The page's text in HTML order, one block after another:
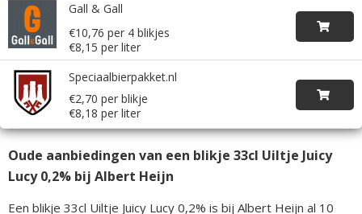
Gall & Gall
€10,76 per 4 blikjes
€8,15 per liter
Speciaalbierpakket.nl
€2,70 per blikje
€8,18 per liter
Oude aanbiedingen van een blikje 33cl Uiltje Juicy
Lucy 0,2% bij Albert Heijn
Een blikje 33cl Uiltje Juicy Lucy 0,2% is bij Albert Heijn al 10